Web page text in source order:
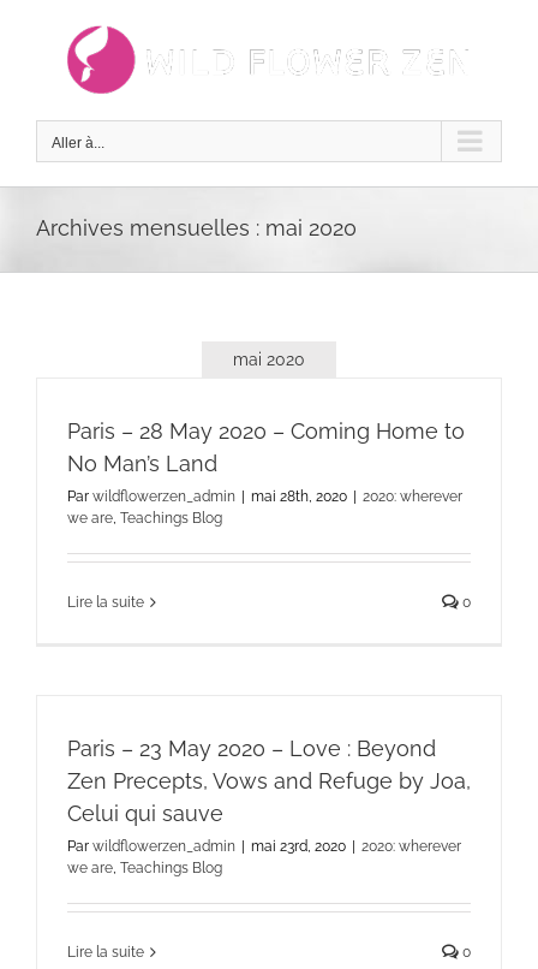
Aller à...
Archives mensuelles : mai 2020
mai 2020
Paris – 28 May 2020 – Coming Home to
No Man’s Land
Par wildflowerzen_admin | mai 28th, 2020 | 2020: wherever
we are Teachings Blog
Lire la suite 0
Paris – 23 May 2020 – Love : Beyond
Zen Precepts, Vows and Refuge by Joa,
Celui qui sauve
Par wildflowerzen_admin | mai 23rd, 2020 | 2020: wherever
we are Teachings Blog
Lire la suite 0